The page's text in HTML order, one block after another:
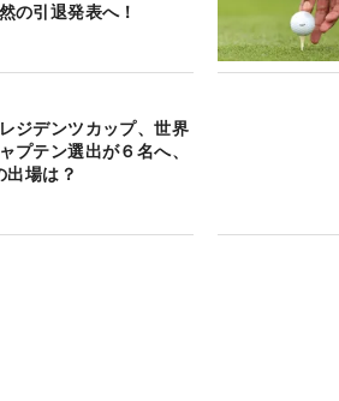
の引退発表へ！
ジデンツカップ、世界
プテン選出が６名へ、
出場は？